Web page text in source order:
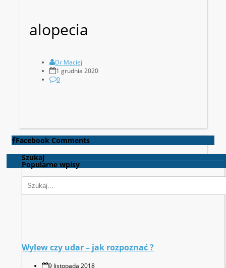
alopecia
Dr Maciej
1 grudnia 2020
0
Facebook Comments
Szukaj
Popularne wpisy
Wylew czy udar – jak rozpoznać ?
9 listopada 2018